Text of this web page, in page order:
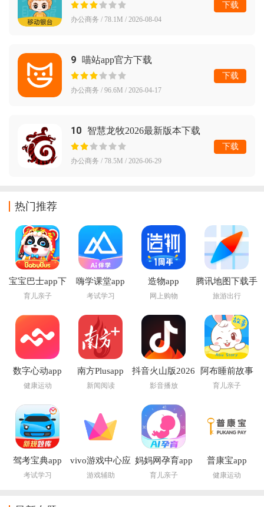
办公商务 / 78.1M / 2026-08-04
下载
9 喵站app官方下载
办公商务 / 96.6M / 2026-04-17
下载
10 智慧龙牧2026最新版本下载
办公商务 / 78.5M / 2026-06-29
下载
热门推荐
宝宝巴士app下
载安装
育儿亲子
嗨学课堂app
考试学习
造物app
网上购物
腾讯地图下载手
机导航2026版
旅游出行
数字心动app
健康运动
南方Plusapp
新闻阅读
抖音火山版2026
最新版
影音播放
阿布睡前故事
app
育儿亲子
驾考宝典app
考试学习
vivo游戏中心应
用市场app
游戏辅助
妈妈网孕育app
育儿亲子
普康宝app
健康运动